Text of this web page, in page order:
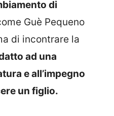
di
Guè Pequeno
di incontrare la
ad una
e all’impegno
un figlio.